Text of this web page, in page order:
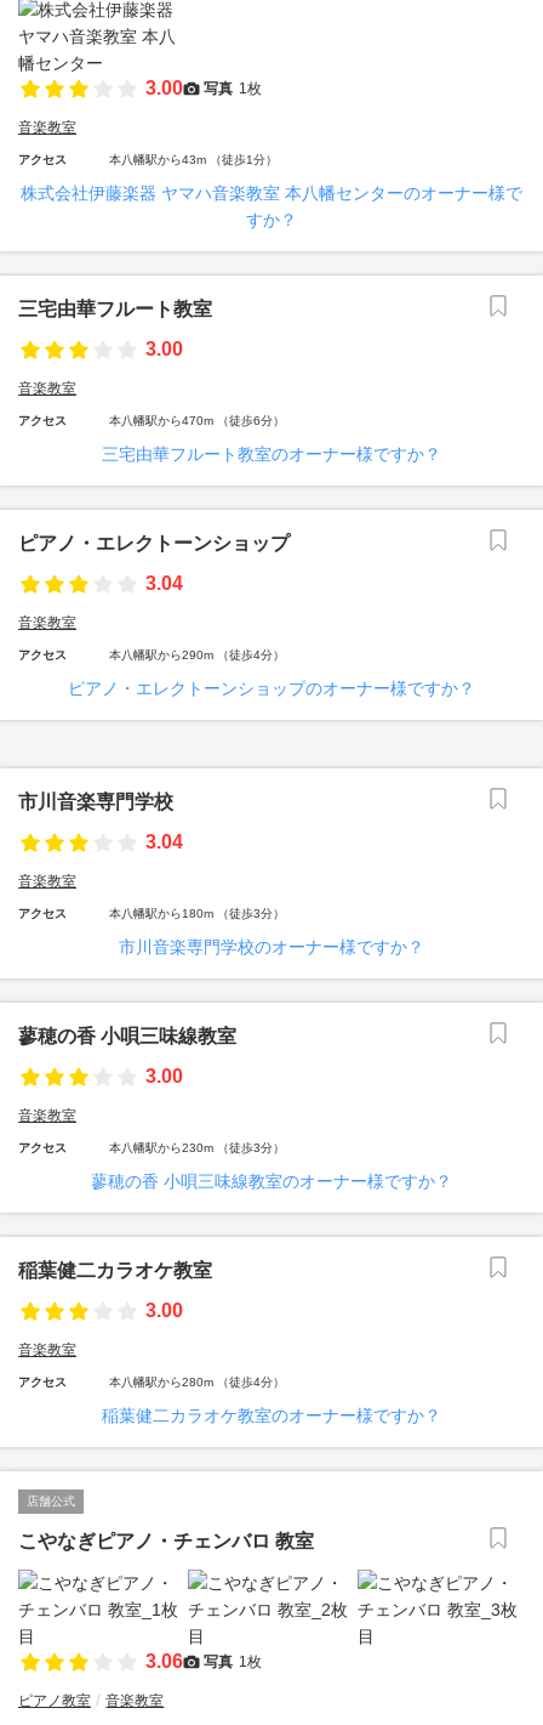
3.00 写真 1枚
音楽教室
アクセス 本八幡駅から43m （徒歩1分）
株式会社伊藤楽器 ヤマハ音楽教室 本八幡センターのオーナー様で
すか？
三宅由華フルート教室
3.00
音楽教室
アクセス 本八幡駅から470m （徒歩6分）
三宅由華フルート教室のオーナー様ですか？
ピアノ・エレクトーンショップ
3.04
音楽教室
アクセス 本八幡駅から290m （徒歩4分）
ピアノ・エレクトーンショップのオーナー様ですか？
市川音楽専門学校
3.04
音楽教室
アクセス 本八幡駅から180m （徒歩3分）
市川音楽専門学校のオーナー様ですか？
蓼穂の香 小唄三味線教室
3.00
音楽教室
アクセス 本八幡駅から230m （徒歩3分）
蓼穂の香 小唄三味線教室のオーナー様ですか？
稲葉健二カラオケ教室
3.00
音楽教室
アクセス 本八幡駅から280m （徒歩4分）
稲葉健二カラオケ教室のオーナー様ですか？
店舗公式
こやなぎピアノ・チェンバロ 教室
3.06 写真 1枚
ピアノ教室 音楽教室